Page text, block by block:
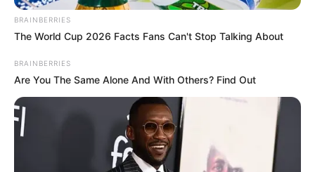
BRAINBERRIES
The World Cup 2026 Facts Fans Can't Stop Talking About
BRAINBERRIES
Are You The Same Alone And With Others? Find Out